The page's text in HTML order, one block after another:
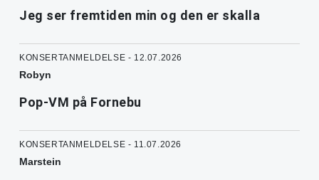
Jeg ser fremtiden min og den er skalla
KONSERTANMELDELSE - 12.07.2026
Robyn
Pop-VM på Fornebu
KONSERTANMELDELSE - 11.07.2026
Marstein